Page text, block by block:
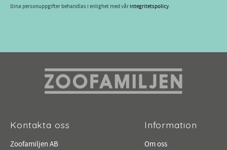
Dina personuppgifter behandlas i enlighet med vårintegritetspolicy.
Kontakta oss
Zoofamiljen AB
Information
Om oss